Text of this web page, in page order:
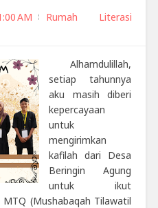
AM
Rumah Literasi
Alhamdulillah,
setiap tahunnya
aku masih diberi
kepercayaan
untuk
mengirimkan
kafilah dari Desa
Beringin Agung
untuk ikut
(Mushabaqah Tilawatil